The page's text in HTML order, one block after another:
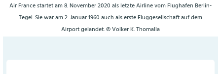
Air France startet am 8. November 2020 als letzte Airline vom Flughafen Berlin-
Tegel. Sie war am 2. Januar 1960 auch als erste Fluggesellschaft auf dem
Airport gelandet. © Volker K. Thomalla